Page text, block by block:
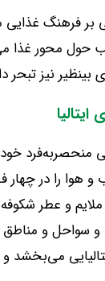
بر فرهنگ
حول محور غذا
بینظیر نیز
منحصربه‌فرد
و هوا را در
ملایم و عطر
و سواحل و
می‌بخشد